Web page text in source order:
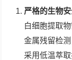
严格的生物
白细胞提取
金属残留检
采用低温萃